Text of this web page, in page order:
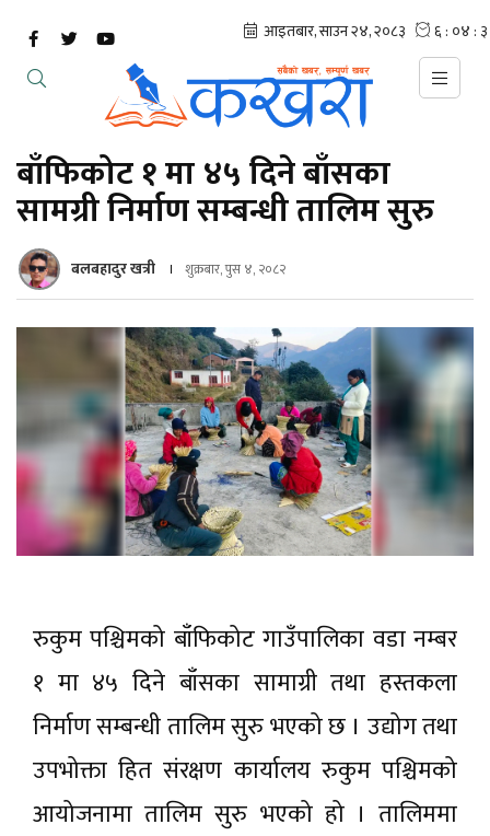
बाँफिकोट १ मा ४५ दिने बाँसका
सामग्री निर्माण सम्बन्धी तालिम सुरु
बलबहादुर खत्री शुक्रबार, पुस ४, २०८२
रुकुम पश्चिमको बाँफिकोट गाउँपालिका वडा नम्बर
१ मा ४५ दिने बाँसका सामाग्री तथा हस्तकला
निर्माण सम्बन्धी तालिम सुरु भएको छ । उद्योग तथा
उपभोक्ता हित संरक्षण कार्यालय रुकुम पश्चिमको
आयोजनामा तालिम सुरु भएको हो । तालिममा